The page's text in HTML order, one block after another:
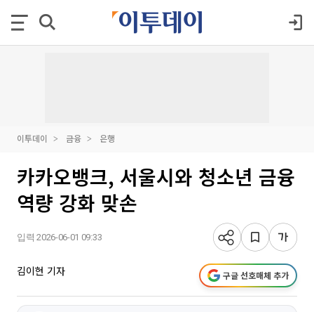
이투데이 금융 은행
카카오뱅크, 서울시와 청소년 금융
역량 강화 맞손
입력 2026-06-01 09:33
김이현 기자 구글 선호매체 추가